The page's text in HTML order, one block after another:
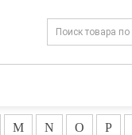
M N O P